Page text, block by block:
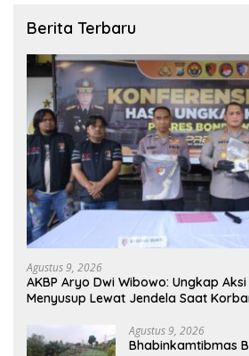
Berita Terbaru
Agustus 9, 2026
AKBP Aryo Dwi Wibowo: Ungkap
Menyusup Lewat Jendela Saat
Agustus 9, 2026
Bhabinkamtibmas